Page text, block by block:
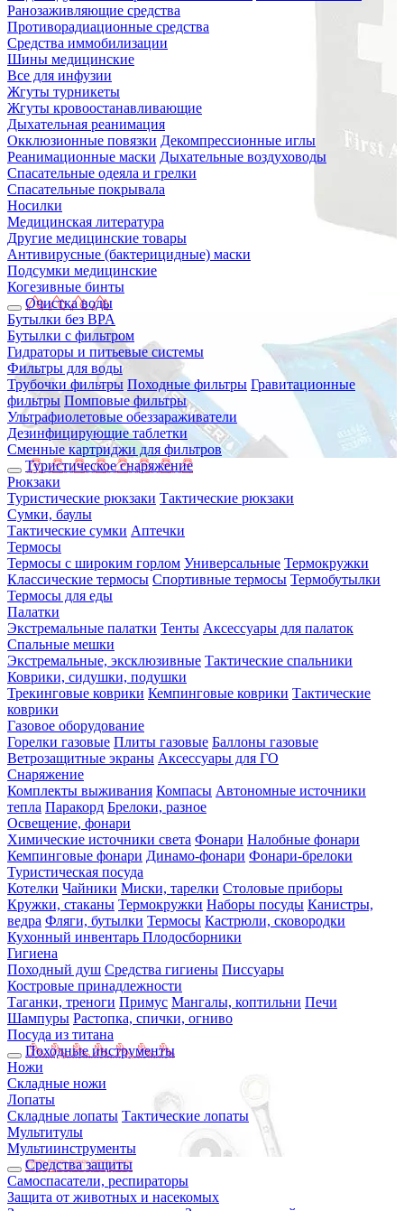
Ранозаживляющие средства
Противорадиационные средства
Средства иммобилизации
Шины медицинские
Все для инфузии
Жгуты турникеты
Жгуты кровоостанавливающие
Дыхательная реанимация
Окклюзионные повязки Декомпрессионные иглы
Реанимационные маски Дыхательные воздуховоды
Спасательные одеяла и грелки
Спасательные покрывала
Носилки
Медицинская литература
Другие медицинские товары
Антивирусные (бактерицидные) маски
Подсумки медицинские
Когезивные бинты
Очистка воды
Бутылки без BPA
Бутылки с фильтром
Гидраторы и питьевые системы
Фильтры для воды
Трубочки фильтры Походные фильтры Гравитационные
фильтры Помповые фильтры
Ультрафиолетовые обеззараживатели
Дезинфицирующие таблетки
Сменные картриджи для фильтров
Туристическое снаряжение
Рюкзаки
Туристические рюкзаки Тактические рюкзаки
Сумки, баулы
Тактические сумки Аптечки
Термосы
Термосы с широким горлом Универсальные Термокружки
Классические термосы Спортивные термосы Термобутылки
Термосы для еды
Палатки
Экстремальные палатки Тенты Аксессуары для палаток
Спальные мешки
Экстремальные, эксклюзивные Тактические спальники
Коврики, сидушки, подушки
Трекинговые коврики Кемпинговые коврики Тактические
коврики
Газовое оборудование
Горелки газовые Плиты газовые Баллоны газовые
Ветрозащитные экраны Аксессуары для ГО
Снаряжение
Комплекты выживания Компасы Автономные источники
тепла Паракорд Брелоки, разное
Освещение, фонари
Химические источники света Фонари Налобные фонари
Кемпинговые фонари Динамо-фонари Фонари-брелоки
Туристическая посуда
Котелки Чайники Миски, тарелки Столовые приборы
Кружки, стаканы Термокружки Наборы посуды Канистры,
ведра Фляги, бутылки Термосы Кастрюли, сковородки
Кухонный инвентарь Плодосборники
Гигиена
Походный душ Средства гигиены Писсуары
Костровые принадлежности
Таганки, треноги Примус Мангалы, коптильни Печи
Шампуры Растопка, спички, огниво
Посуда из титана
Походные инструменты
Ножи
Складные ножи
Лопаты
Складные лопаты Тактические лопаты
Мультитулы
Мультиинструменты
Средства защиты
Самоспасатели, респираторы
Защита от животных и насекомых